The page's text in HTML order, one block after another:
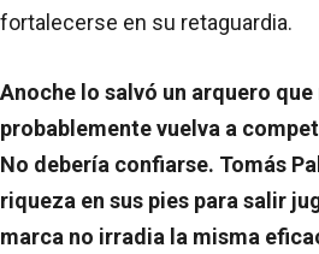
fortalecerse en su retaguardia.
Anoche lo salvó un arquero que
probablemente vuelva a
No debería confiarse. Tomás
riqueza en sus pies para salir
marca no irradia la misma